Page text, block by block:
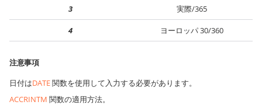
3 実際/365
4 ヨーロッパ 30/360
注意事項
日付はDATE関数を使用して入力する必要があります。
ACCRINTM 関数の適用方法。